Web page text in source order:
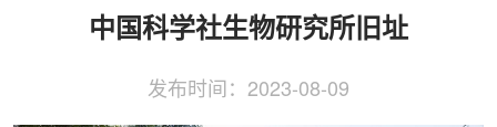
区县动态 统战历史文化
中国科学社生物研究所旧址
发布时间： 2023-08-09